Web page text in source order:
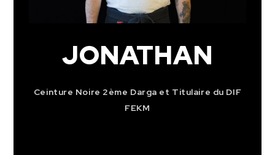
JONATHAN
Ceinture Noire 2ème Darga et Titulaire du DIF
FEKM